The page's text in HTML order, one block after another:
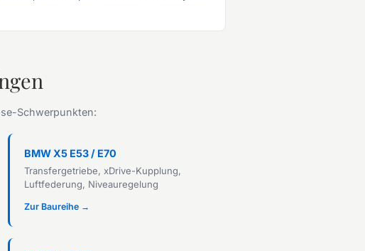
Schwerpunkten:
BMW X5 E53 / E70
Transfergetriebe, xDrive-Kupplung,
Luftfederung, Niveauregelung
Zur Baureihe →